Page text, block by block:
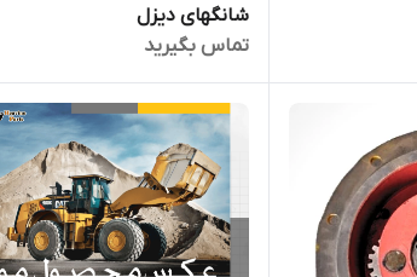
شانگهای دیزل
تماس بگیرید